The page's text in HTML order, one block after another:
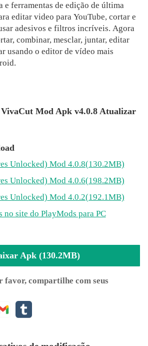
e ferramentas de edição de última
editar video para YouTube, cortar e
adesivos e filtros incríveis. Agora
combinar, mesclar, juntar, editar
usando o editor de vídeo mais
filme e efeitos de vídeo: Vários
de 3d vaporwave, filtros retrô e
linha de edição elegante, intuitiva e
precisão
uma variedade de fontes, emojis,
vídeos parecerem profissionais
de video
gracioso com glitch efeitos para
vídeo
de vídeo
com música. O melhor editor de
Mod Apk v4.0.8 Atualizar
Unlocked) Mod 4.0.8(130.2MB)
Unlocked) Mod 4.0.6(198.2MB)
Unlocked) Mod 4.0.2(192.1MB)
no site do PlayMods para PC
Apk (130.2MB)
favor, compartilhe com seus